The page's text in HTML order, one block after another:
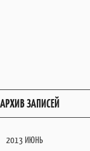
АРХИВ ЗАПИСЕЙ
2013 ИЮНЬ